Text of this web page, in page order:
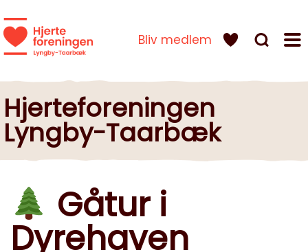
Bliv medlem
Hjerteforeningen
Lyngby-Taarbæk
Gåtur i
Dyrehaven